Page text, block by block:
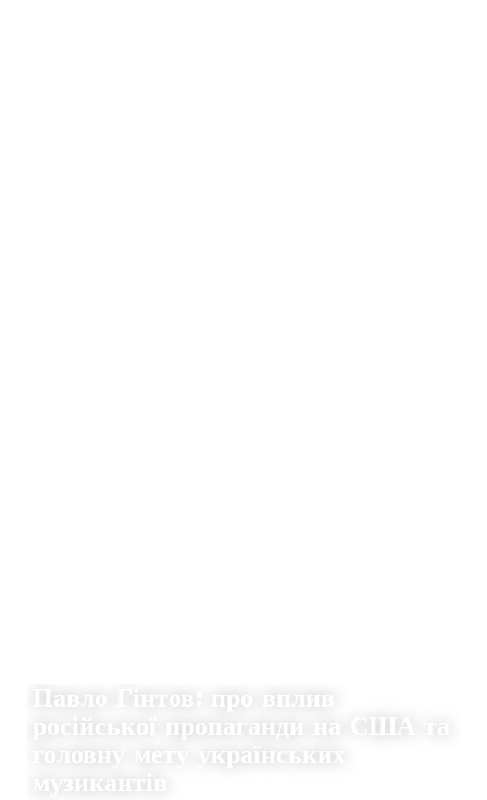
Павло Гінтов: про вплив
російської пропаганди на США та
головну мету українських
музикантів